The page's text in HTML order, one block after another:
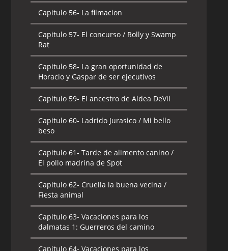
Capitulo 56- La filmacion
Capitulo 57- El concurso / Rolly y Swamp
Rat
Capitulo 58- La gran oportunidad de
Horacio y Gaspar de ser ejecutivos
Capitulo 59- El ancestro de Aldea DeVil
Capitulo 60- Ladrido Jurasico / Mi bello
beso
Capitulo 61- Tarde de alimento canino /
El pollo madrina de Spot
Capitulo 62- Cruella la buena vecina /
Fiesta animal
Capitulo 63- Vacaciones para los
dalmatas 1: Guerreros del camino
Capitulo 64- Vacaciones para los